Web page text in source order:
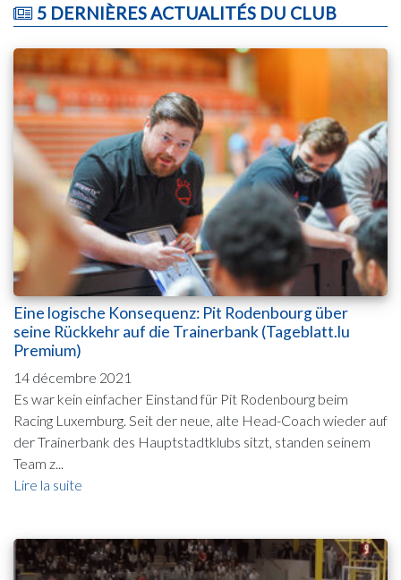
5 DERNIÈRES ACTUALITÉS DU CLUB
Eine logische Konsequenz: Pit Rodenbourg über
seine Rückkehr auf die Trainerbank (Tageblatt.lu
Premium)
14 décembre 2021
Es war kein einfacher Einstand für Pit Rodenbourg beim
Racing Luxemburg. Seit der neue, alte Head-Coach wieder auf
der Trainerbank des Hauptstadtklubs sitzt, standen seinem
Team z...
Lire la suite